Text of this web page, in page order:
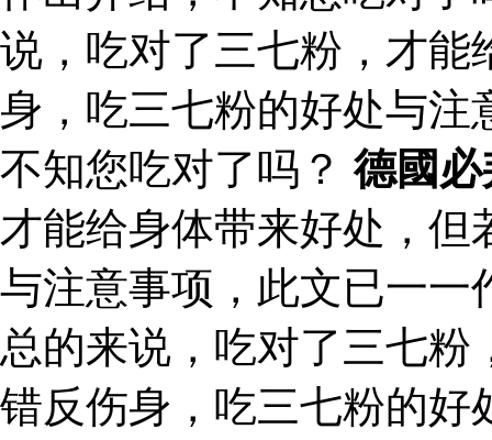
说，吃对了三七粉，才能
身，吃三七粉的好处与注
不知您吃对了吗？德國必
才能给身体带来好处，
与注意事项，此文已一一
总的来说，吃对了三七粉
错反伤身，吃三七粉的好